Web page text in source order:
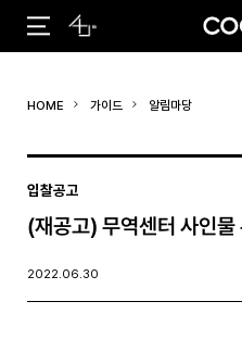
#코엑스 전시 #행사
HOME 가이드 알림마당
입찰공고
(재공고) 무역센터 사인물
2022.06.30